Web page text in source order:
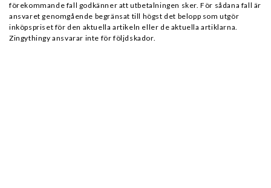
förekommande fall godkänner att utbetalningen sker. För sådana fall är
ansvaret genomgående begränsat till högst det belopp som utgör
inköpspriset för den aktuella artikeln eller de aktuella artiklarna.
Zingythingy ansvarar inte för följdskador.